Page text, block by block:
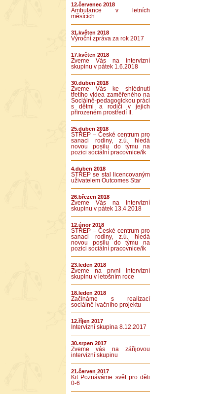
12.červenec 2018
Ambulance v letních
měsících
31.květen 2018
Výroční zpráva za rok 2017
17.květen 2018
Zveme Vás na intervizní
skupinu v pátek 1.6.2018
30.duben 2018
Zveme Vás ke shlédnutí
třetího videa zaměřeného na
Sociálně-pedagogickou práci
s dětmi a rodiči v jejich
přirozeném prostředí II.
25.duben 2018
STŘEP – České centrum pro
sanaci rodiny, z.ú. hledá
novou posilu do týmu na
pozici sociální pracovnice/ík
4.duben 2018
STŘEP se stal licencovaným
uživatelem Outcomes Star
26.březen 2018
Zveme Vás na intervizní
skupinu v pátek 13.4.2018
12.únor 2018
STŘEP – České centrum pro
sanaci rodiny, z.ú. hledá
novou posilu do týmu na
pozici sociální pracovnice/ík
23.leden 2018
Zveme na první intervizní
skupinu v letošním roce
18.leden 2018
Začínáme s realizací
sociálně ivačního projektu
12.říjen 2017
Intervizní skupina 8.12.2017
30.srpen 2017
Zveme vás na zářijovou
intervizní skupinu
21.červen 2017
Kit Poznáváme svět pro děti
0-6